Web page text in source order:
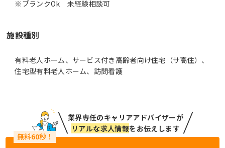
施設種別
有料老人ホーム、サービス付き高齢者向け住宅（サ高住）、
住宅型有料老人ホーム、訪問看護
業界専任のキャリアアドバイザーが
リアルな求人情報をお伝えします